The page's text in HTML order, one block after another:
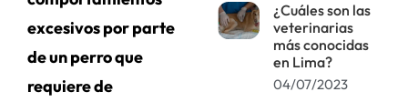
excesivos por parte
de un perro que
requiere de
¿Cuáles son las
veterinarias
más conocidas
en Lima?
04/07/2023